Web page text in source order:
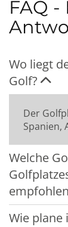
FAQ
Wo liegt
Golf?
Der
Spanien,
Welche
Wie plane